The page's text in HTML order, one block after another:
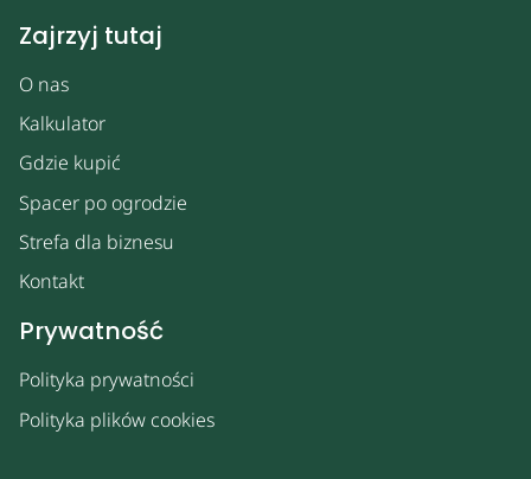
Zajrzyj tutaj
O nas
Kalkulator
Gdzie kupić
Spacer po ogrodzie
Strefa dla biznesu
Kontakt
Prywatność
Polityka prywatności
Polityka plików cookies